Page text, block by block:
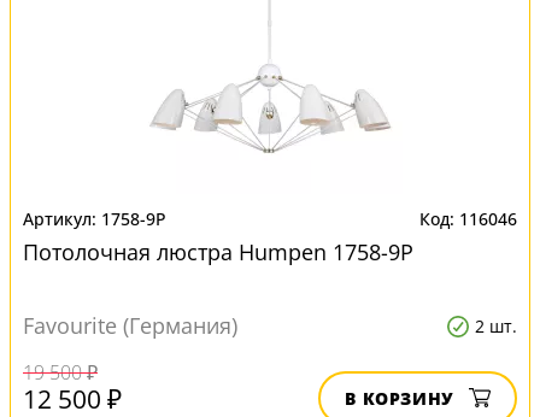
1758-9P 116046
Потолочная люстра Humpen 1758-9P
Favourite (Германия) 2 шт.
19 500 ₽
12 500 ₽ В КОРЗИНУ